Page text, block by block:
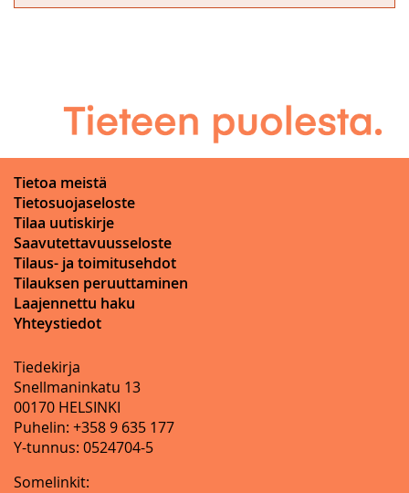
Tietoa meistä
Tietosuojaseloste
Tilaa uutiskirje
Saavutettavuusseloste
Tilaus- ja toimitusehdot
Tilauksen peruuttaminen
Laajennettu haku
Yhteystiedot
Tiedekirja
Snellmaninkatu 13
00170 HELSINKI
Puhelin: +358 9 635 177
Y-tunnus: 0524704-5
Somelinkit: